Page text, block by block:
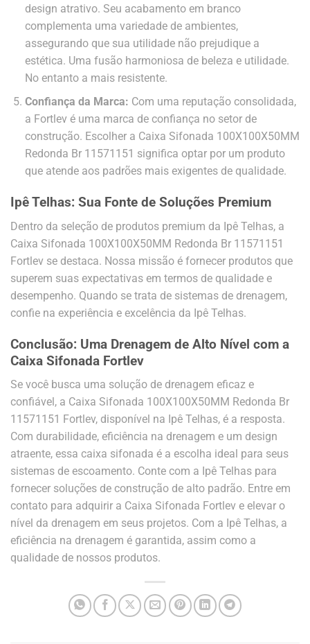
design atrativo. Seu acabamento em branco
complementa uma variedade de ambientes,
assegurando que sua utilidade não prejudique a
estética. Uma fusão harmoniosa de beleza e utilidade.
No entanto a mais resistente.
Confiança da Marca: Com uma reputação consolidada,
a Fortlev é uma marca de confiança no setor de
construção. Escolher a Caixa Sifonada 100X100X50MM
Redonda Br 11571151 significa optar por um produto
que atende aos padrões mais exigentes de qualidade.
Ipê Telhas: Sua Fonte de Soluções Premium
Dentro da seleção de produtos premium da Ipê Telhas, a
Caixa Sifonada 100X100X50MM Redonda Br 11571151
Fortlev se destaca. Nossa missão é fornecer produtos que
superem suas expectativas em termos de qualidade e
desempenho. Quando se trata de sistemas de drenagem,
confie na experiência e excelência da Ipê Telhas.
Conclusão: Uma Drenagem de Alto Nível com a
Caixa Sifonada Fortlev
Se você busca uma solução de drenagem eficaz e
confiável, a Caixa Sifonada 100X100X50MM Redonda Br
11571151 Fortlev, disponível na Ipê Telhas, é a resposta.
Com durabilidade, eficiência na drenagem e um design
atraente, essa caixa sifonada é a escolha ideal para seus
sistemas de escoamento. Conte com a Ipê Telhas para
fornecer soluções de construção de alto padrão. Entre em
contato para adquirir a Caixa Sifonada Fortlev e elevar o
nível da drenagem em seus projetos. Com a Ipê Telhas, a
eficiência na drenagem é garantida, assim como a
qualidade de nossos produtos.